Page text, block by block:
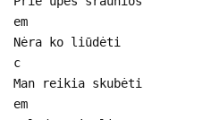
em
Nėra ko liūdėti
c
Man reikia skubėti
em